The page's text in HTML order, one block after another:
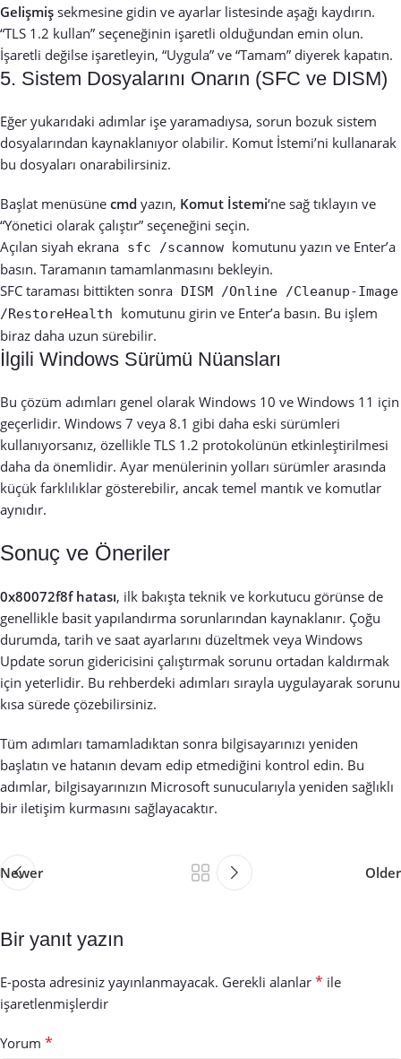
Gelişmiş sekmesine gidin ve ayarlar listesinde aşağı kaydırın.
“TLS 1.2 kullan” seçeneğinin işaretli olduğundan emin olun.
İşaretli değilse işaretleyin, “Uygula” ve “Tamam” diyerek kapatın.
5. Sistem Dosyalarını Onarın (SFC ve DISM)
Eğer yukarıdaki adımlar işe yaramadıysa, sorun bozuk sistem
dosyalarından kaynaklanıyor olabilir. Komut İstemi’ni kullanarak
bu dosyaları onarabilirsiniz.
Başlat menüsüne cmd yazın, Komut İstemi‘ne sağ tıklayın ve
“Yönetici olarak çalıştır” seçeneğini seçin.
Açılan siyah ekrana sfc /scannow komutunu yazın ve Enter’a
basın. Taramanın tamamlanmasını bekleyin.
SFC taraması bittikten sonra DISM /Online /Cleanup-Image
/RestoreHealth
komutunu girin ve Enter’a basın. Bu işlem
biraz daha uzun sürebilir.
İlgili Windows Sürümü Nüansları
Bu çözüm adımları genel olarak Windows 10 ve Windows 11 için
geçerlidir. Windows 7 veya 8.1 gibi daha eski sürümleri
kullanıyorsanız, özellikle TLS 1.2 protokolünün etkinleştirilmesi
daha da önemlidir. Ayar menülerinin yolları sürümler arasında
küçük farklılıklar gösterebilir, ancak temel mantık ve komutlar
aynıdır.
Sonuç ve Öneriler
0x80072f8f hatası, ilk bakışta teknik ve korkutucu görünse de
genellikle basit yapılandırma sorunlarından kaynaklanır. Çoğu
durumda, tarih ve saat ayarlarını düzeltmek veya Windows
Update sorun gidericisini çalıştırmak sorunu ortadan kaldırmak
için yeterlidir. Bu rehberdeki adımları sırayla uygulayarak sorunu
kısa sürede çözebilirsiniz.
Tüm adımları tamamladıktan sonra bilgisayarınızı yeniden
başlatın ve hatanın devam edip etmediğini kontrol edin. Bu
adımlar, bilgisayarınızın Microsoft sunucularıyla yeniden sağlıklı
bir iletişim kurmasını sağlayacaktır.
Newer Older
Bir yanıt yazın
E-posta adresiniz yayınlanmayacak. Gerekli alanlar * ile
işaretlenmişlerdir
Yorum *